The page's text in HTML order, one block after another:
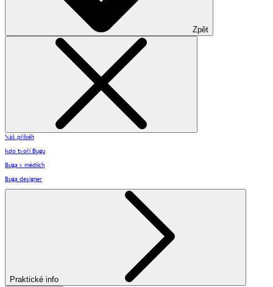
Zpět
Náš příběh
Kdo tvoří Bugu
Buga v médiích
Buga designer
Praktické info